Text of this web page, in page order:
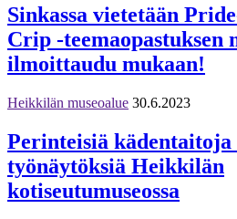
Sinkassa vietetään
Crip -teemaopastuksen
ilmoittaudu mukaan!
Heikkilän museoalue 30.6.2023
Perinteisiä kädentaitoja
työnäytöksiä Heikkilän
kotiseutumuseossa